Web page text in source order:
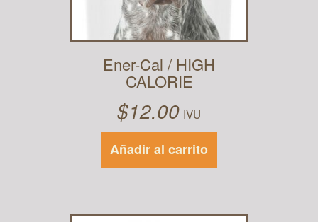
Ener-Cal / HIGH
CALORIE
$12.00 IVU
Añadir al carrito